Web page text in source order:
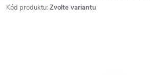
Kód produktu: Zvolte variantu